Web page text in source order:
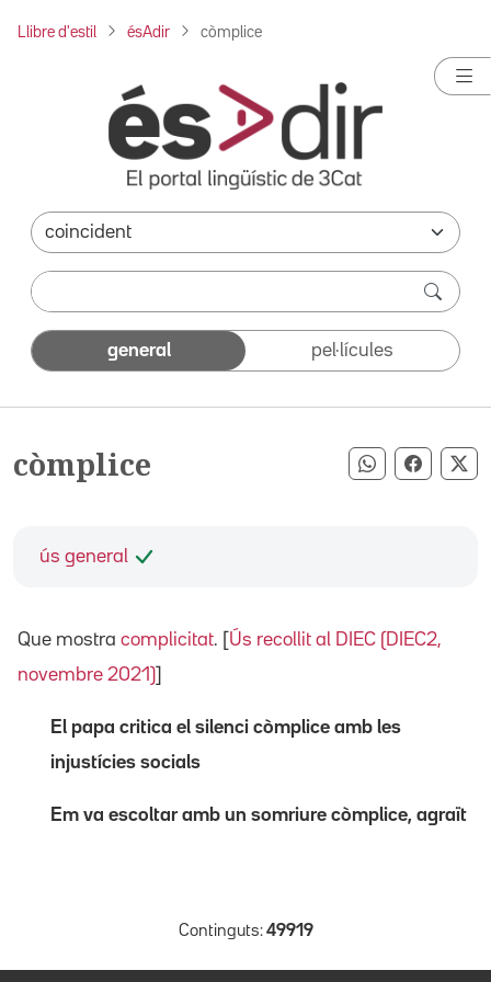
Llibre d'estil ésAdir còmplice
general pel·lícules
còmplice Compartir
ús general
Que mostra complicitat. [ Ús recollit al DIEC (DIEC2,
novembre 2021)
El papa critica el silenci còmplice amb les
injustícies socials
Em va escoltar amb un somriure còmplice, agraït
Continguts: 49919